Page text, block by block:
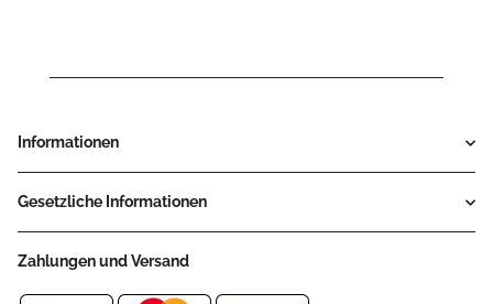
Informationen
Gesetzliche Informationen
Zahlungen und Versand